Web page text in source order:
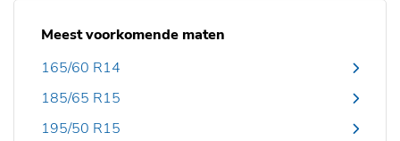
Meest voorkomende maten
165/60 R14
185/65 R15
195/50 R15